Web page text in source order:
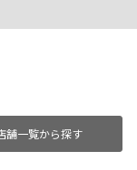
舗一覧から探す
販売